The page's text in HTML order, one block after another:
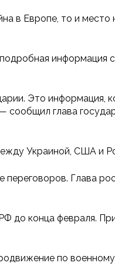
в Европе, то и место
информация
Это информация,
сообщил глава
Украиной, США и
Глава
до конца февраля.
по